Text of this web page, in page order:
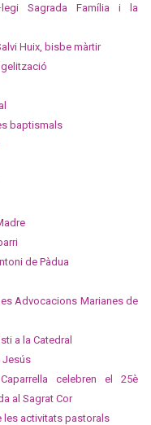
Sagrada Família i la
Huix, bisbe màrtir
baptismals
de Pàdua
Advocacions Marianes de
a la Catedral
Jesús
celebren el 25è
al Sagrat Cor
les activitats pastorals